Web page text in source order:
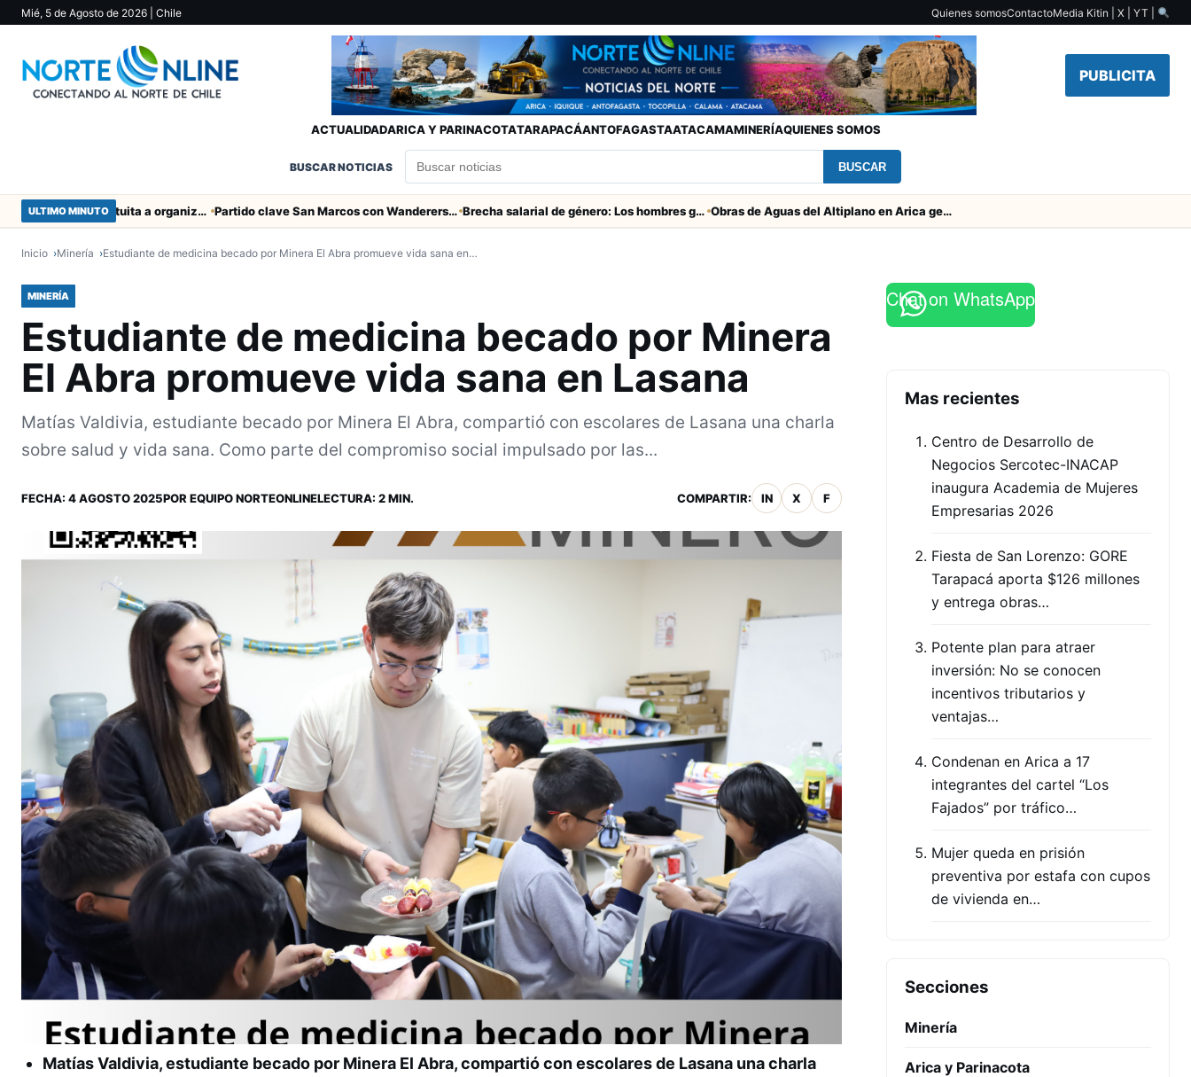
Mié, 5 de Agosto de 2026 | Chile Quienes somosContactoMedia Kitin | X | YT |
PUBLICITA
ACTUALIDADARICA Y PARINACOTATARAPACÁANTOFAGASTAATACAMAMINERÍAQUIENES SOMOS
BUSCAR NOTICIAS BUSCAR
ULTIMO MINUTO Entregaron fibra óptica gratuita a organizaciones sociales de Arica Partido clave San Marcos con Wanderers este sábado a las 15 horas en Valparaíso Brecha salarial de género: Los hombres ganan seis veces más que las mujeres Obras de Aguas del Altiplano en Arica generan puestos de trabajo
Inicio Minería Estudiante de medicina becado por Minera El Abra promueve vida sana en…
MINERÍA
Estudiante de medicina becado por Minera
El Abra promueve vida sana en Lasana
Matías Valdivia, estudiante becado por Minera El Abra, compartió con escolares de Lasana una charla
sobre salud y vida sana. Como parte del compromiso social impulsado por las...
FECHA: 4 AGOSTO 2025POR EQUIPO NORTEONLINELECTURA: 2 MIN. COMPARTIR: IN X F
Matías Valdivia, estudiante becado por Minera El Abra, compartió con escolares de Lasana una charla
Chat on WhatsApp
Mas recientes
Centro de Desarrollo de
Negocios Sercotec-INACAP
inaugura Academia de Mujeres
Empresarias 2026
Fiesta de San Lorenzo: GORE
Tarapacá aporta $126 millones
y entrega obras…
Potente plan para atraer
inversión: No se conocen
incentivos tributarios y
ventajas…
Condenan en Arica a 17
integrantes del cartel “Los
Fajados” por tráfico…
Mujer queda en prisión
preventiva por estafa con cupos
de vivienda en…
Secciones
Minería
Arica y Parinacota